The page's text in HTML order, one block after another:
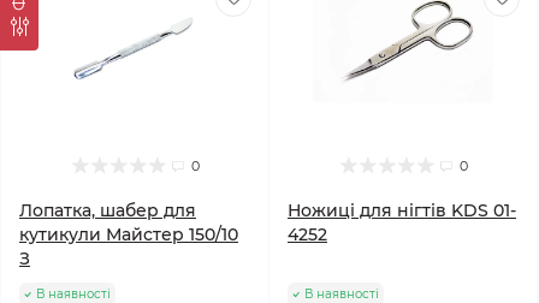
0
Лопатка, шабер для
кутикули Майстер 150/10
З
В наявності
0
Ножиці для нігтів KDS 01-
4252
В наявності